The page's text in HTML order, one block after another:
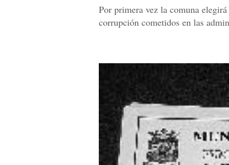
Por primera vez la comuna
corrupción cometidos en las